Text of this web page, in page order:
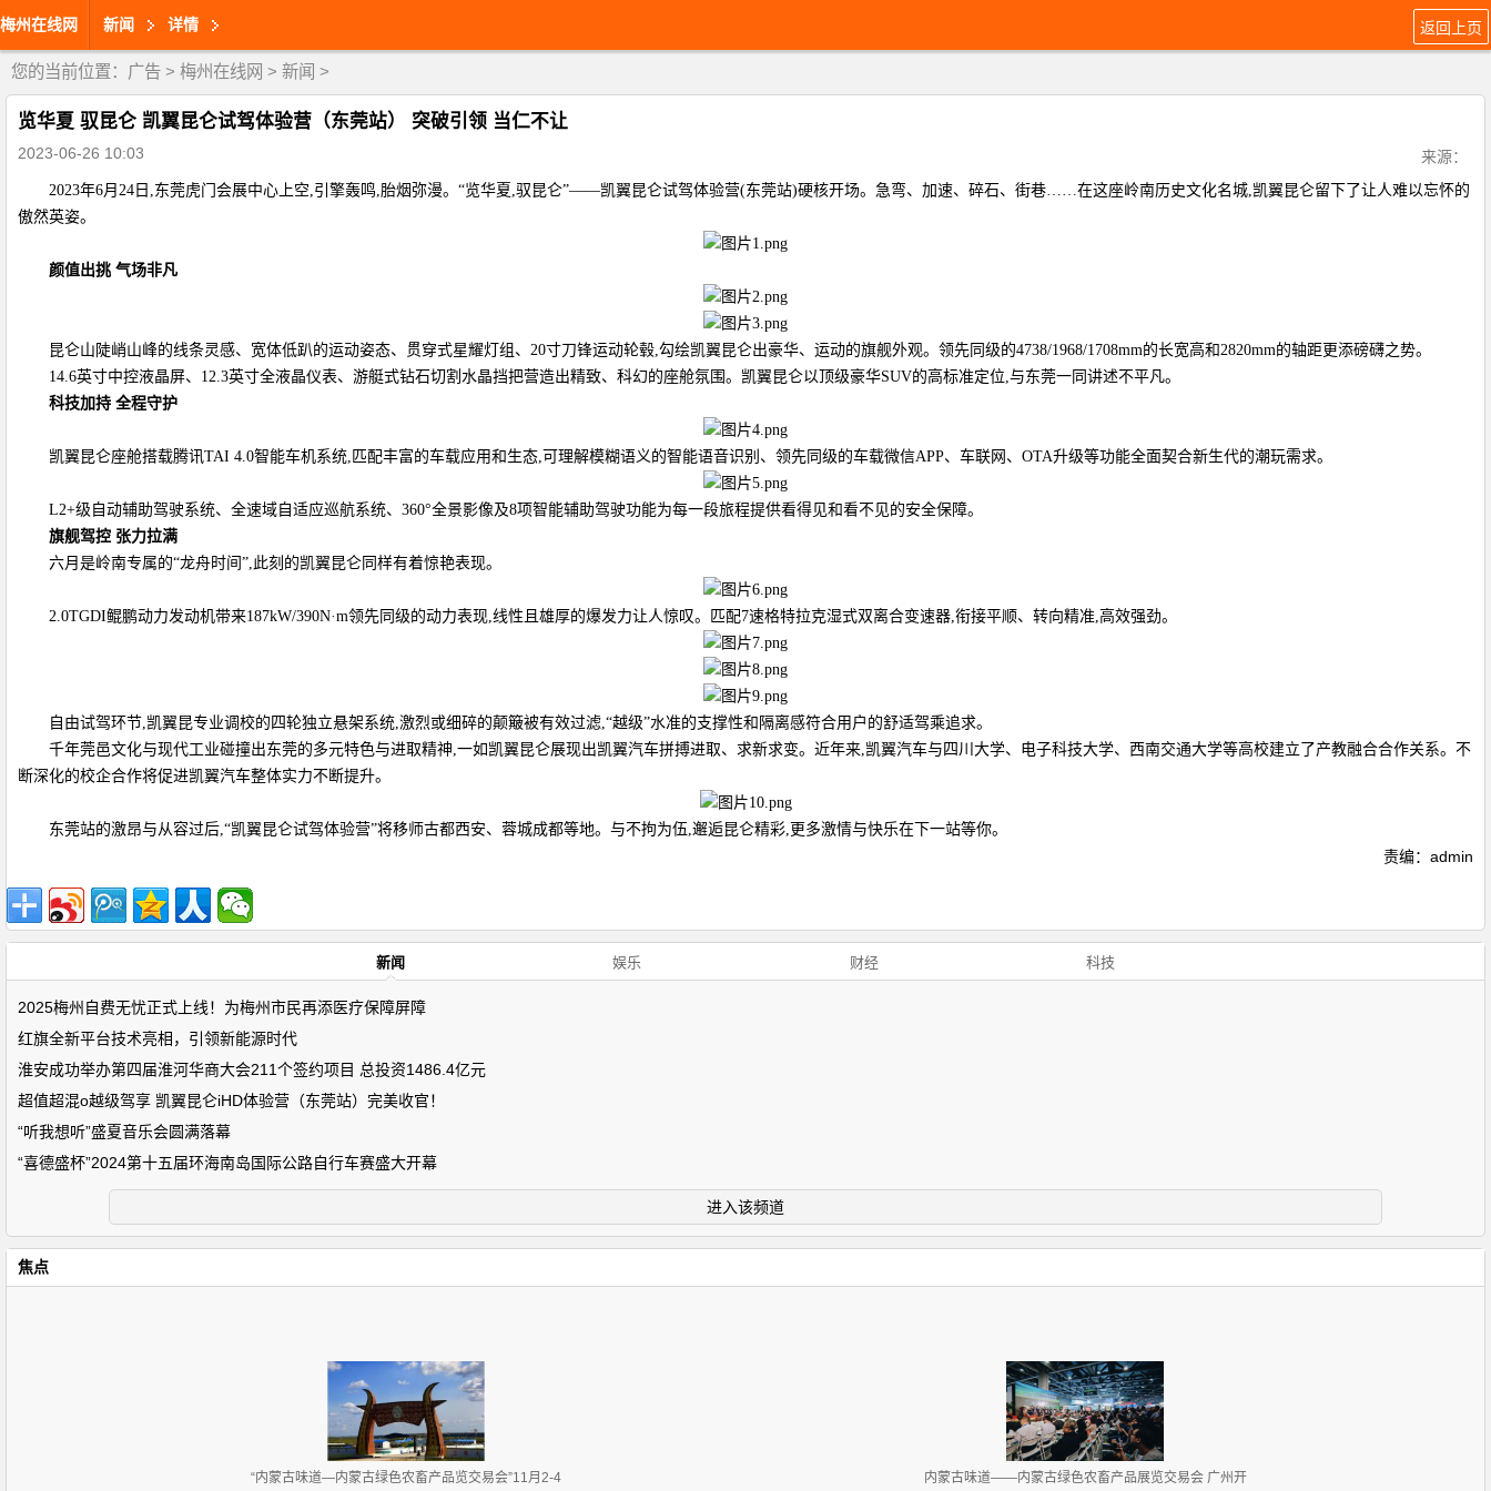
梅州在线网 新闻 详情 返回上页
您的当前位置： 广告 > 梅州在线网 > 新闻 >
览华夏 驭昆仑 凯翼昆仑试驾体验营（东莞站） 突破引领 当仁不让
2023-06-26 10:03 来源：
2023年6月24日,东莞虎门会展中心上空,引擎轰鸣,胎烟弥漫。“览华夏,驭昆仑”——凯翼昆仑试驾体验营(东莞站)硬核开场。急弯、加速、碎石、街巷……在这座岭南历史文化名城,凯翼昆仑留下了让人难以忘怀的
傲然英姿。
颜值出挑 气场非凡
昆仑山陡峭山峰的线条灵感、宽体低趴的运动姿态、贯穿式星耀灯组、20寸刀锋运动轮毂,勾绘凯翼昆仑出豪华、运动的旗舰外观。领先同级的4738/1968/1708mm的长宽高和2820mm的轴距更添磅礴之势。
14.6英寸中控液晶屏、12.3英寸全液晶仪表、游艇式钻石切割水晶挡把营造出精致、科幻的座舱氛围。凯翼昆仑以顶级豪华SUV的高标准定位,与东莞一同讲述不平凡。
科技加持 全程守护
凯翼昆仑座舱搭载腾讯TAI 4.0智能车机系统,匹配丰富的车载应用和生态,可理解模糊语义的智能语音识别、领先同级的车载微信APP、车联网、OTA升级等功能全面契合新生代的潮玩需求。
L2+级自动辅助驾驶系统、全速域自适应巡航系统、360°全景影像及8项智能辅助驾驶功能为每一段旅程提供看得见和看不见的安全保障。
旗舰驾控 张力拉满
六月是岭南专属的“龙舟时间”,此刻的凯翼昆仑同样有着惊艳表现。
2.0TGDI鲲鹏动力发动机带来187kW/390N·m领先同级的动力表现,线性且雄厚的爆发力让人惊叹。匹配7速格特拉克湿式双离合变速器,衔接平顺、转向精准,高效强劲。
自由试驾环节,凯翼昆专业调校的四轮独立悬架系统,激烈或细碎的颠簸被有效过滤,“越级”水准的支撑性和隔离感符合用户的舒适驾乘追求。
千年莞邑文化与现代工业碰撞出东莞的多元特色与进取精神,一如凯翼昆仑展现出凯翼汽车拼搏进取、求新求变。近年来,凯翼汽车与四川大学、电子科技大学、西南交通大学等高校建立了产教融合合作关系。不
断深化的校企合作将促进凯翼汽车整体实力不断提升。
东莞站的激昂与从容过后,“凯翼昆仑试驾体验营”将移师古都西安、蓉城成都等地。与不拘为伍,邂逅昆仑精彩,更多激情与快乐在下一站等你。
责编：admin
新闻 娱乐 财经 科技
2025梅州自费无忧正式上线！为梅州市民再添医疗保障屏障
红旗全新平台技术亮相，引领新能源时代
淮安成功举办第四届淮河华商大会211个签约项目 总投资1486.4亿元
超值超混o越级驾享 凯翼昆仑iHD体验营（东莞站）完美收官！
“听我想听”盛夏音乐会圆满落幕
“喜德盛杯”2024第十五届环海南岛国际公路自行车赛盛大开幕
进入该频道
焦点
“内蒙古味道—内蒙古绿色农畜产品览交易会”11月2-4 内蒙古味道——内蒙古绿色农畜产品展览交易会 广州开